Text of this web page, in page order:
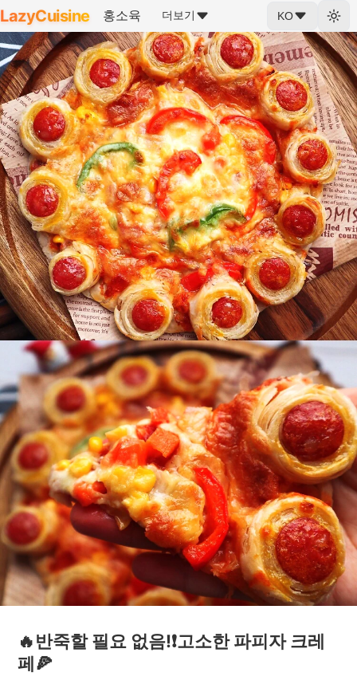
LazyCuisine 홍소육 더보기 KO
🔥반죽할 필요 없음!❗️고소한 파피자 크레
페🍕